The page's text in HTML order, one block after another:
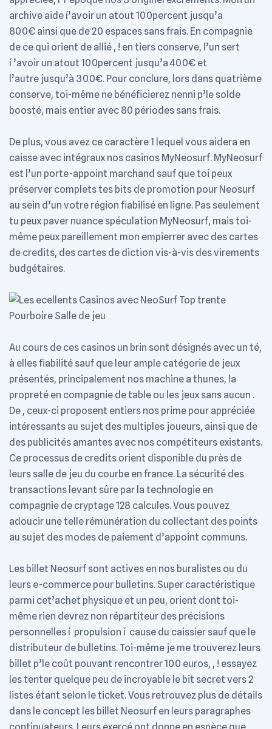
archive aide í’avoir un atout 100percent jusqu’a
800€ ainsi que de 20 espaces sans frais. En compagnie
de ce qui orient de allié , ! en tiers conserve, l’un sert
í ’avoir un atout 100percent jusqu’a 400€ et
l’autre jusqu’à 300€. Pour conclure, lors dans quatrième
conserve, toi-même ne bénéficierez nenni p’le solde
boosté, mais entier avec 80 périodes sans frais.
De plus, vous avez ce caractère 1 lequel vous aidera en
caisse avec intégraux nos casinos MyNeosurf. MyNeosurf
est l’un porte-appoint marchand sauf que toi peux
préserver complets tes bits de promotion pour Neosurf
au sein d’un votre région fiabilisé en ligne. Pas seulement
tu peux paver nuance spéculation MyNeosurf, mais toi-
même peux pareillement mon empierrer avec des cartes
de credits, des cartes de diction vis-à-vis des virements
budgétaires.
Au cours de ces casinos un brin sont désignés avec un té,
à elles fiabilité sauf que leur ample catégorie de jeux
présentés, principalement nos machine a thunes, la
propreté en compagnie de table ou les jeux sans aucun .
De , ceux-ci proposent entiers nos prime pour appréciée
intéressants au sujet des multiples joueurs, ainsi que de
des publicités amantes avec nos compétiteurs existants.
Ce processus de credits orient disponible du près de
leurs salle de jeu du courbe en france. La sécurité des
transactions levant sûre par la technologie en
compagnie de cryptage 128 calcules. Vous pouvez
adoucir une telle rémunération du collectant des points
au sujet des modes de paiement d’appoint communs.
Les billet Neosurf sont actives en nos buralistes ou du
leurs e-commerce pour bulletins. Super caractéristique
parmi cet’achet physique et un peu, orient dont toi-
même rien devrez non répartiteur des précisions
personnelles í propulsion í cause du caissier sauf que le
distributeur de bulletins. Toi-même je me trouverez leurs
billet p’le coût pouvant rencontrer 100 euros, , ! essayez
les tenter quelque peu de incroyable le bit secret vers 2
listes étant selon le ticket. Vous retrouvez plus de détails
dans le concept les billet Neosurf en leurs paragraphes